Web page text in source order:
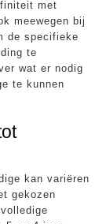
met
meewegen bij
de specifieke
te
wat er nodig
te kunnen
kan variëren
gekozen